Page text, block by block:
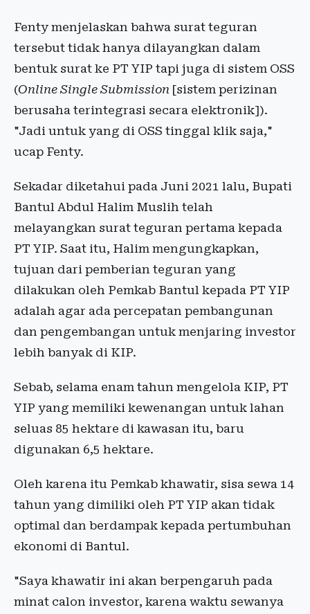
Fenty menjelaskan bahwa surat teguran
tersebut tidak hanya dilayangkan dalam
bentuk surat ke PT YIP tapi juga di sistem OSS
(Online Single Submission [sistem perizinan
berusaha terintegrasi secara elektronik]).
"Jadi untuk yang di OSS tinggal klik saja,"
ucap Fenty.
Sekadar diketahui pada Juni 2021 lalu, Bupati
Bantul Abdul Halim Muslih telah
melayangkan surat teguran pertama kepada
PT YIP. Saat itu, Halim mengungkapkan,
tujuan dari pemberian teguran yang
dilakukan oleh Pemkab Bantul kepada PT YIP
adalah agar ada percepatan pembangunan
dan pengembangan untuk menjaring investor
lebih banyak di KIP.
Sebab, selama enam tahun mengelola KIP, PT
YIP yang memiliki kewenangan untuk lahan
seluas 85 hektare di kawasan itu, baru
digunakan 6,5 hektare.
Oleh karena itu Pemkab khawatir, sisa sewa 14
tahun yang dimiliki oleh PT YIP akan tidak
optimal dan berdampak kepada pertumbuhan
ekonomi di Bantul.
"Saya khawatir ini akan berpengaruh pada
minat calon investor, karena waktu sewanya